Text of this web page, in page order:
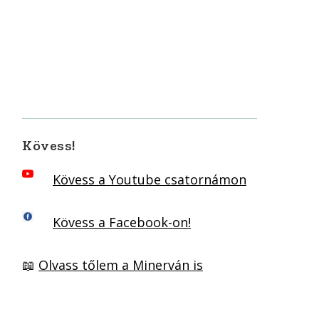
Kövess!
Kövess a Youtube csatornámon
Kövess a Facebook-on!
📖 Olvass tőlem a Minerván is